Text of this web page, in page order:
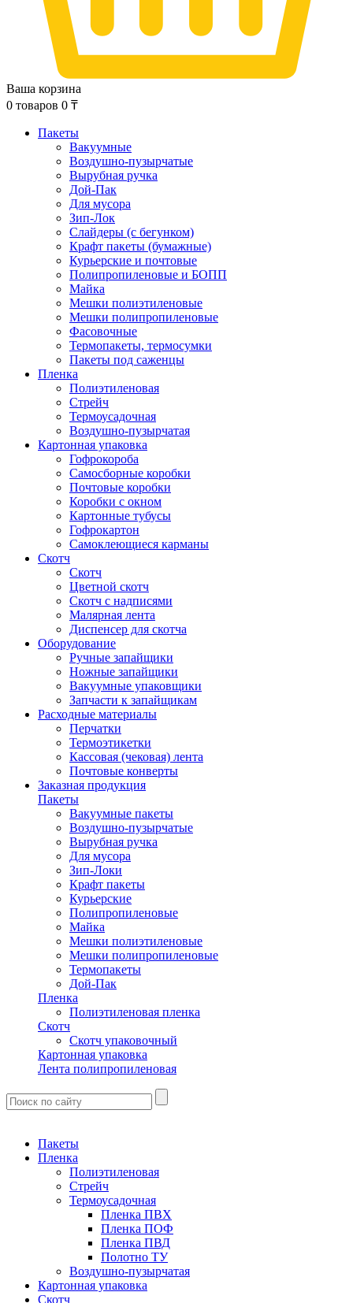
Ваша корзина
0 товаров 0 ₸
Пакеты
Вакуумные
Воздушно-пузырчатые
Вырубная ручка
Дой-Пак
Для мусора
Зип-Лок
Слайдеры (с бегунком)
Крафт пакеты (бумажные)
Курьерские и почтовые
Полипропиленовые и БОПП
Майка
Мешки полиэтиленовые
Мешки полипропиленовые
Фасовочные
Термопакеты, термосумки
Пакеты под саженцы
Пленка
Полиэтиленовая
Стрейч
Термоусадочная
Воздушно-пузырчатая
Картонная упаковка
Гофрокороба
Самосборные коробки
Почтовые коробки
Коробки с окном
Картонные тубусы
Гофрокартон
Самоклеющиеся карманы
Скотч
Скотч
Цветной скотч
Скотч с надписями
Малярная лента
Диспенсер для скотча
Оборудование
Ручные запайщики
Ножные запайщики
Вакуумные упаковщики
Запчасти к запайщикам
Расходные материалы
Перчатки
Термоэтикетки
Кассовая (чековая) лента
Почтовые конверты
Заказная продукция
Пакеты
Вакуумные пакеты
Воздушно-пузырчатые
Вырубная ручка
Для мусора
Зип-Локи
Крафт пакеты
Курьерские
Полипропиленовые
Майка
Мешки полиэтиленовые
Мешки полипропиленовые
Термопакеты
Дой-Пак
Пленка
Полиэтиленовая пленка
Скотч
Скотч упаковочный
Картонная упаковка
Лента полипропиленовая
Пакеты
Пленка
Полиэтиленовая
Стрейч
Термоусадочная
Пленка ПВХ
Пленка ПОФ
Пленка ПВД
Полотно ТУ
Воздушно-пузырчатая
Картонная упаковка
Скотч